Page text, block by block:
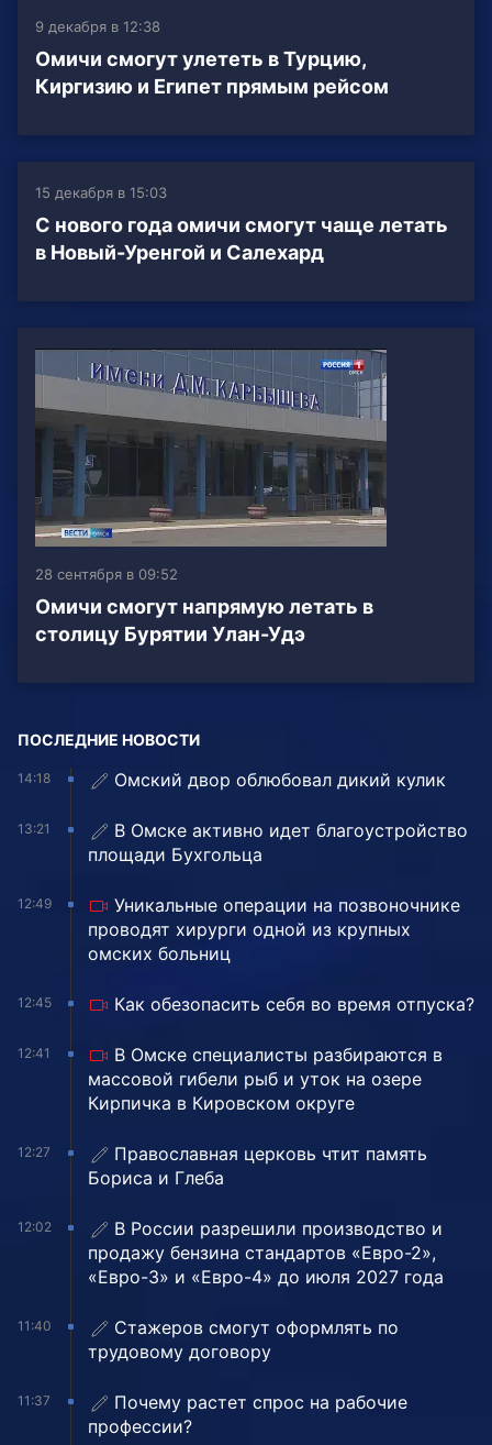
9 декабря в 12:38
Омичи смогут улететь в Турцию,
Киргизию и Египет прямым рейсом
15 декабря в 15:03
С нового года омичи смогут чаще летать
в Новый-Уренгой и Салехард
28 сентября в 09:52
Омичи смогут напрямую летать в
столицу Бурятии Улан-Удэ
ПОСЛЕДНИЕ НОВОСТИ
14:18 Омский двор облюбовал дикий кулик
13:21
В Омске активно идет благоустройство
площади Бухгольца
12:49
Уникальные операции на позвоночнике
проводят хирурги одной из крупных
омских больниц
12:45 Как обезопасить себя во время отпуска?
12:41
В Омске специалисты разбираются в
массовой гибели рыб и уток на озере
Кирпичка в Кировском округе
12:27
Православная церковь чтит память
Бориса и Глеба
12:02
В России разрешили производство и
продажу бензина стандартов «Евро-2»,
«Евро-3» и «Евро-4» до июля 2027 года
11:40
Стажеров смогут оформлять по
трудовому договору
11:37
Почему растет спрос на рабочие
профессии?